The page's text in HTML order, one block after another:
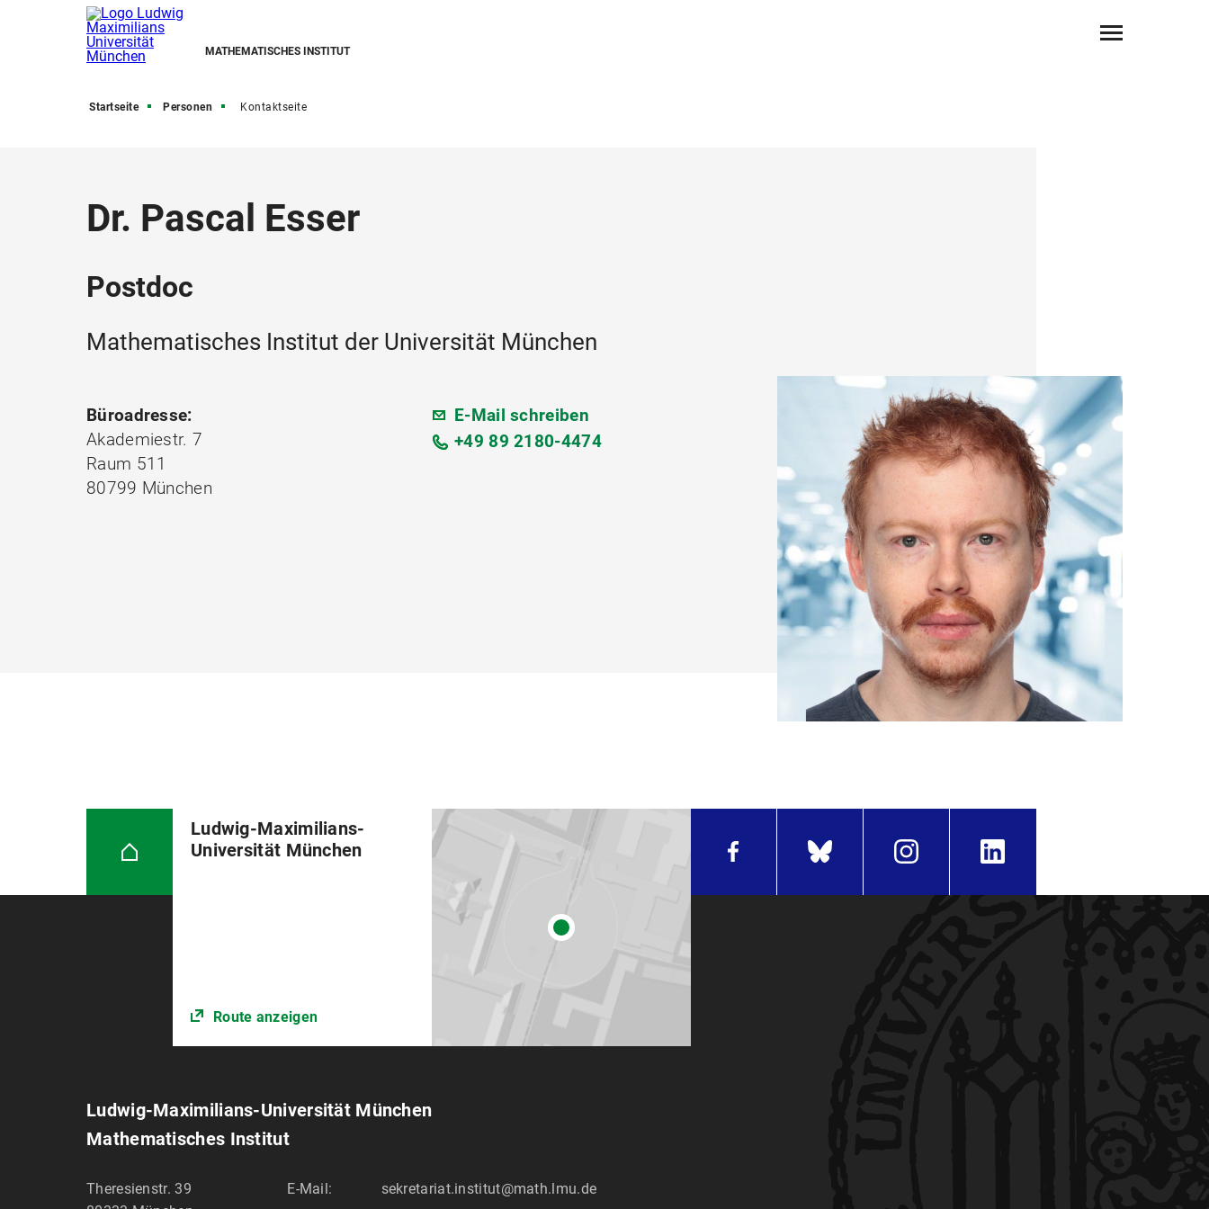
MATHEMATISCHES INSTITUT
Startseite Personen Kontaktseite
Dr. Pascal Esser
Postdoc
Mathematisches Institut der Universität München
Büroadresse:
Akademiestr. 7
Raum 511
80799 München
E-Mail schreiben
+49 89 2180-4474
Ludwig-Maximilians-
Universität München
Route anzeigen
Ludwig-Maximilians-Universität München
Mathematisches Institut
Theresienstr. 39
E-Mail: sekretariat.institut@math.lmu.de